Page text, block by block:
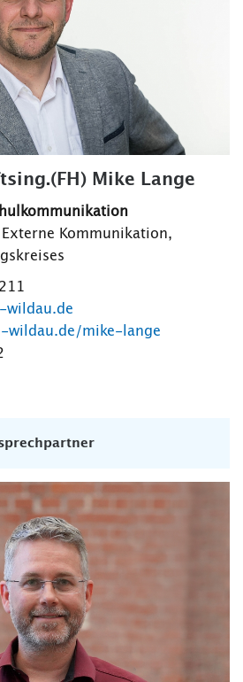
Mike Lange
Kommunikation,
wildau.de
wildau.de/mike-lange